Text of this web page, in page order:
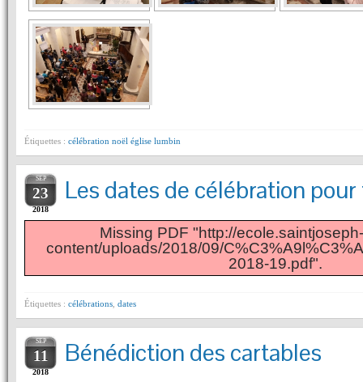
Étiquettes : célébration noël église lumbin
SEP
23
2018
Les dates de célébration
Missing PDF "http://
content/uploads/2018/09/
2018-19.pdf".
Étiquettes : célébrations dates
SEP
11
2018
Bénédiction des cartables